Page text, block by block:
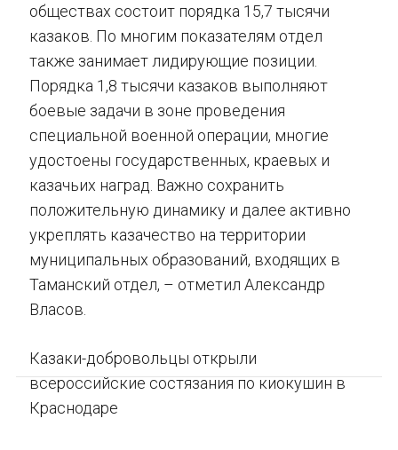
обществах состоит порядка 15,7 тысячи
казаков. По многим показателям отдел
также занимает лидирующие позиции.
Порядка 1,8 тысячи казаков выполняют
боевые задачи в зоне проведения
специальной военной операции, многие
удостоены государственных, краевых и
казачьих наград. Важно сохранить
положительную динамику и далее активно
укреплять казачество на территории
муниципальных образований, входящих в
Таманский отдел, – отметил Александр
Власов.
Казаки-добровольцы открыли
всероссийские состязания по киокушин в
Краснодаре